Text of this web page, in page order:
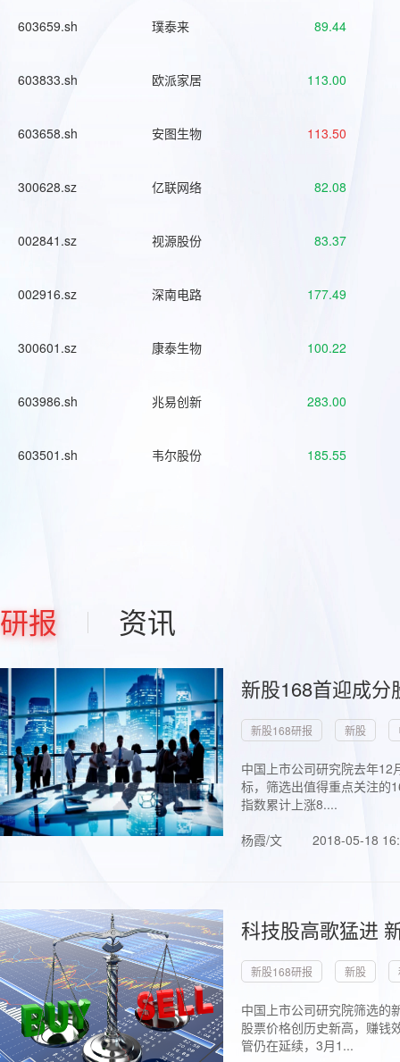
603659.sh 璞泰来 89.44
603833.sh 欧派家居 113.00
603658.sh 安图生物 113.50
300628.sz 亿联网络 82.08
002841.sz 视源股份 83.37
002916.sz 深南电路 177.49
300601.sz 康泰生物 100.22
603986.sh 兆易创新 283.00
603501.sh 韦尔股份 185.55
研报 资讯
新股168首迎成
新股168研报 新股
中国上市公司研究院去年
标，筛选出值得重点关注的
指数累计上涨8....
杨霞/文
2018-05-18
科技股高歌猛进
新股168研报 新股
中国上市公司研究院筛选的
股票价格创历史新高，赚钱
管仍在延续，3月1...